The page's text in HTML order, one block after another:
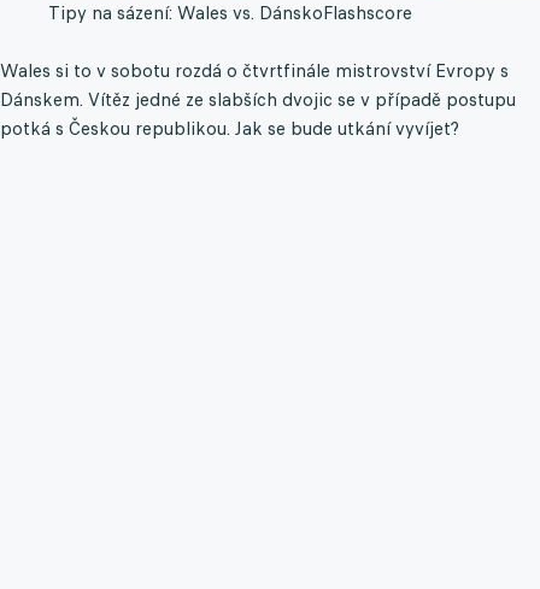
Tipy na sázení: Wales vs. DánskoFlashscore
Wales si to v sobotu rozdá o čtvrtfinále mistrovství Evropy s
Dánskem. Vítěz jedné ze slabších dvojic se v případě postupu
potká s Českou republikou. Jak se bude utkání vyvíjet?